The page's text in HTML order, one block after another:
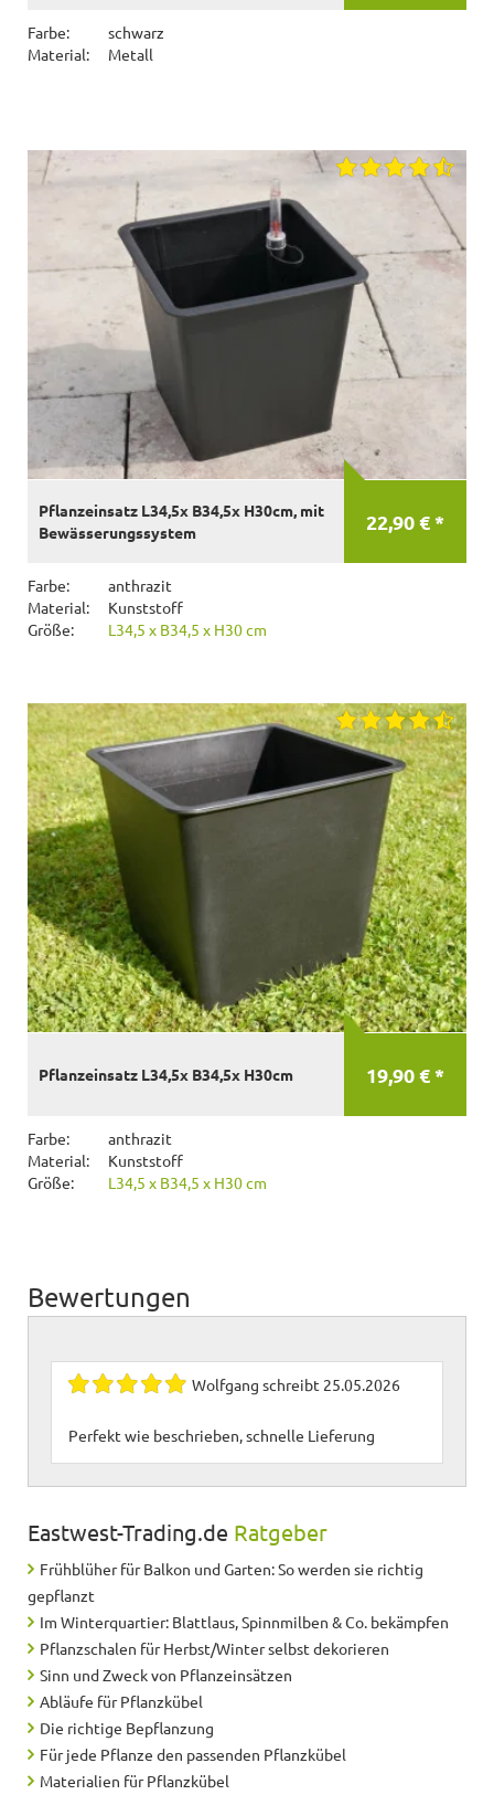
Farbe:
schwarz
Material:
Metall
22,90 € *
Pflanzeinsatz L34,5x B34,5x H30cm, mit
Bewässerungssystem
Farbe:
anthrazit
Material:
Kunststoff
Größe:
L34,5 x B34,5 x H30 cm
19,90 € *
Pflanzeinsatz L34,5x B34,5x H30cm
Farbe:
anthrazit
Material:
Kunststoff
Größe:
L34,5 x B34,5 x H30 cm
Bewertungen
Wolfgang schreibt 25.05.2026
Perfekt wie beschrieben, schnelle Lieferung
Eastwest-Trading.de Ratgeber
Frühblüher für Balkon und Garten: So werden sie richtig
gepflanzt
Im Winterquartier: Blattlaus, Spinnmilben & Co. bekämpfen
Pflanzschalen für Herbst/Winter selbst dekorieren
Sinn und Zweck von Pflanzeinsätzen
Abläufe für Pflanzkübel
Die richtige Bepflanzung
Für jede Pflanze den passenden Pflanzkübel
Materialien für Pflanzkübel